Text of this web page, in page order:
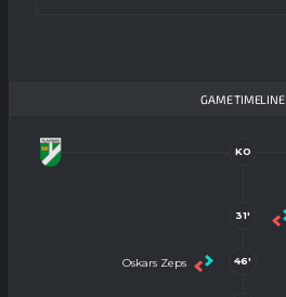
GAME TIMELINE
KO
31'
Oskars Zeps 46'